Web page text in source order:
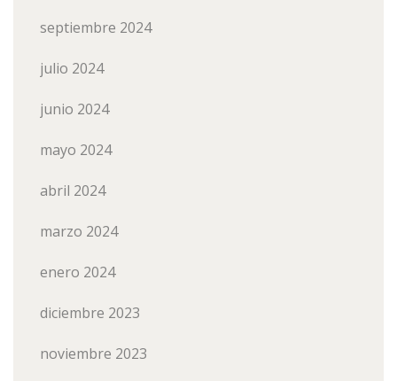
septiembre 2024
julio 2024
junio 2024
mayo 2024
abril 2024
marzo 2024
enero 2024
diciembre 2023
noviembre 2023